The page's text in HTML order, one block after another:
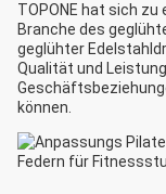
TOPONE hat sich
Branche des
geglühter
Qualität und
können.